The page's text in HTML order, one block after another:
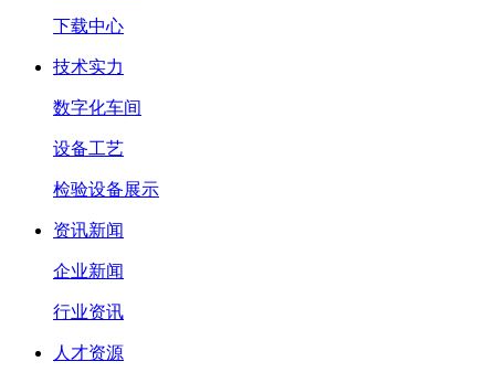
下载中心
技术实力
数字化车间
设备工艺
检验设备展示
资讯新闻
企业新闻
行业资讯
人才资源